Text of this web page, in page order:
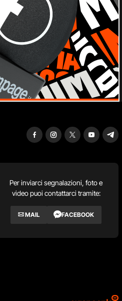
Per inviarci segnalazioni, foto e
video puoi contattarci tramite:
MAIL FACEBOOK